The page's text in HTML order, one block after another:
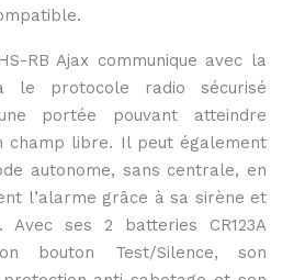
RB Ajax communique avec la
le protocole radio sécurisé
portée pouvant atteindre
champ libre. Il peut également
autonome, sans centrale, en
l’alarme grâce à sa sirène et
Avec ses 2 batteries CR123A
bouton Test/Silence, son